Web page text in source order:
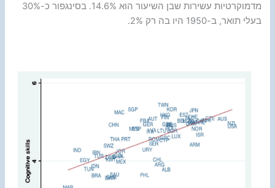
מדמוקרטיות עשירות שבן השיעור הוא 14.6%. בסינגפור כ-30%
בעלי תואר, ב-1950 היו בה רק 2%.